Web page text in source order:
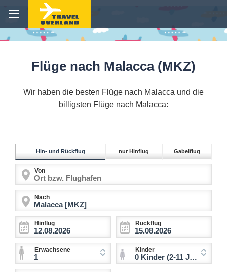
Flüge nach Malacca (MKZ)
Wir haben die besten Flüge nach Malacca und die
billigsten Flüge nach Malacca:
Hin- und Rückflug nur Hinflug Gabelflug
Von
Nach
Hinflug Rückflug
Erwachsene
1
Kinder
0 Kinder (2-11 Jahre)